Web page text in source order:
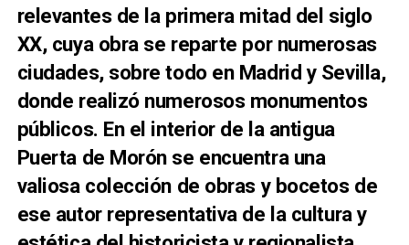
relevantes de la primera mitad del siglo
XX, cuya obra se reparte por numerosas
ciudades, sobre todo en Madrid y Sevilla,
donde realizó numerosos monumentos
públicos. En el interior de la antigua
Puerta de Morón se encuentra una
valiosa colección de obras y bocetos de
ese autor representativa de la cultura y